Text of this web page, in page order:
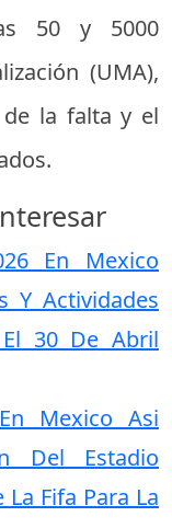
50 y 5000
(UMA),
de la falta y el
En Mexico
Y Actividades
30 De Abril
Mexico Asi
Del Estadio
Fifa Para La